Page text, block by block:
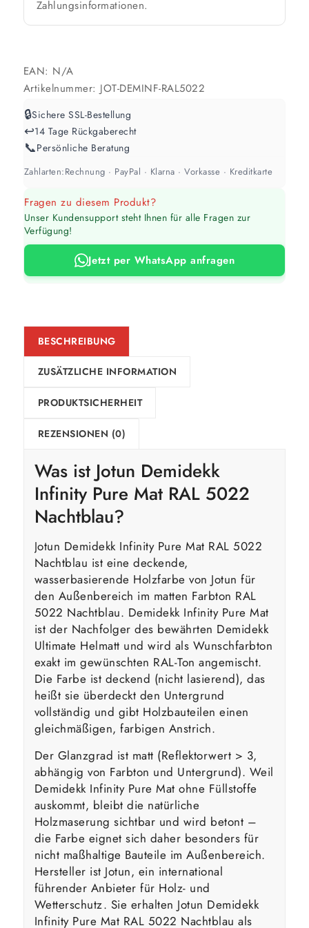
Werte sind Richtwerte und können je nach Untergrund und Werkzeug
abweichen. Für 10 % Reserve wird automatisch aufgerundet.
Zahlungsinformationen.
EAN: N/A
Artikelnummer: JOT-DEMINF-RAL5022
🔒Sichere SSL-Bestellung
↩️14 Tage Rückgaberecht
📞Persönliche Beratung
Zahlarten:Rechnung · PayPal · Klarna · Vorkasse · Kreditkarte
Fragen zu diesem Produkt?
Unser Kundensupport steht Ihnen für alle Fragen zur
Verfügung!
Jetzt per WhatsApp anfragen
BESCHREIBUNG
ZUSÄTZLICHE INFORMATION
PRODUKTSICHERHEIT
REZENSIONEN (0)
Was ist Jotun Demidekk
Infinity Pure Mat RAL 5022
Nachtblau?
Jotun Demidekk Infinity Pure Mat RAL 5022
Nachtblau ist eine deckende,
wasserbasierende Holzfarbe von Jotun für
den Außenbereich im matten Farbton RAL
5022 Nachtblau. Demidekk Infinity Pure Mat
ist der Nachfolger des bewährten Demidekk
Ultimate Helmatt und wird als Wunschfarbton
exakt im gewünschten RAL-Ton angemischt.
Die Farbe ist deckend (nicht lasierend), das
heißt sie überdeckt den Untergrund
vollständig und gibt Holzbauteilen einen
gleichmäßigen, farbigen Anstrich.
Der Glanzgrad ist matt (Reflektorwert > 3,
abhängig von Farbton und Untergrund). Weil
Demidekk Infinity Pure Mat ohne Füllstoffe
auskommt, bleibt die natürliche
Holzmaserung sichtbar und wird betont –
die Farbe eignet sich daher besonders für
nicht maßhaltige Bauteile im Außenbereich.
Hersteller ist Jotun, ein international
führender Anbieter für Holz- und
Wetterschutz. Sie erhalten Jotun Demidekk
Infinity Pure Mat RAL 5022 Nachtblau als